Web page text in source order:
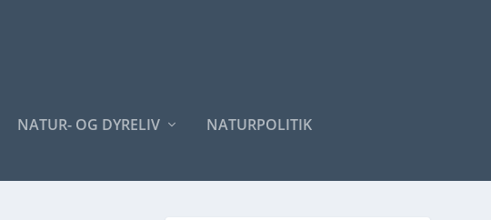
NATUR- OG DYRELIV NATURPOLITIK